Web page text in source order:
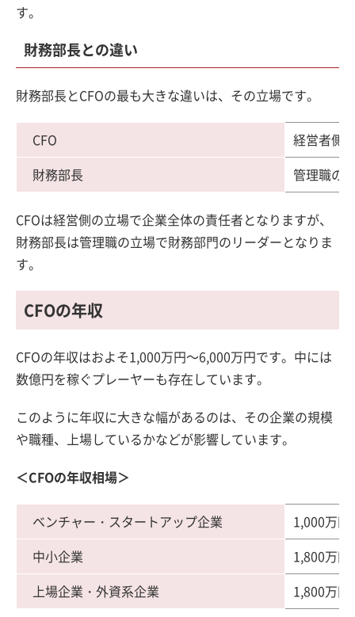
す。
財務部長との違い
財務部長とCFOの最も大きな違いは、その立場です。
CFO
経営者側
財務部長
管理職の
CFOは経営側の立場で企業全体の責任者となりますが、
財務部長は管理職の立場で財務部門のリーダーとなりま
す。
CFOの年収
CFOの年収はおよそ1,000万円～6,000万円です。中には
数億円を稼ぐプレーヤーも存在しています。
このように年収に大きな幅があるのは、その企業の規模
や職種、上場しているかなどが影響しています。
＜CFOの年収相場＞
ベンチャー・スタートアップ企業
1,000万
中小企業
1,800万
上場企業・外資系企業
1,800万